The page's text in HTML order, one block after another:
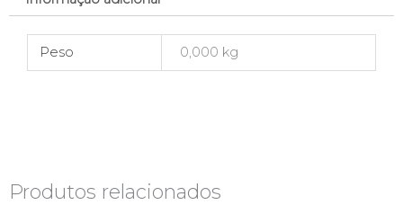
Peso 0,000 kg
Produtos relacionados